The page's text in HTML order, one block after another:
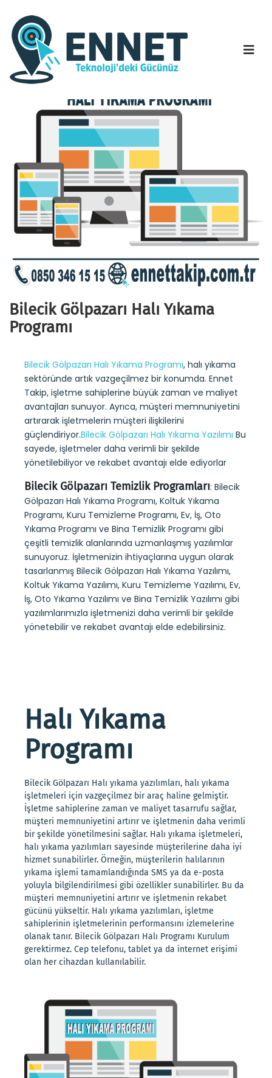
Bilecik Gölpazarı Halı Yıkama
Programı
Bilecik Gölpazarı Halı Yıkama Programı, halı yıkama
sektöründe artık vazgeçilmez bir konumda. Ennet
Takip, işletme sahiplerine büyük zaman ve maliyet
avantajları sunuyor. Ayrıca, müşteri memnuniyetini
artırarak işletmelerin müşteri ilişkilerini
güçlendiriyor.Bilecik Gölpazarı Halı Yıkama Yazılımı Bu
sayede, işletmeler daha verimli bir şekilde
yönetilebiliyor ve rekabet avantajı elde ediyorlar
Bilecik Gölpazarı Temizlik Programları: Bilecik
Gölpazarı Halı Yıkama Programı, Koltuk Yıkama
Programı, Kuru Temizleme Programı, Ev, İş, Oto
Yıkama Programı ve Bina Temizlik Programı gibi
çeşitli temizlik alanlarında uzmanlaşmış yazılımlar
sunuyoruz. İşletmenizin ihtiyaçlarına uygun olarak
tasarlanmış Bilecik Gölpazarı Halı Yıkama Yazılımı,
Koltuk Yıkama Yazılımı, Kuru Temizleme Yazılımı, Ev,
İş, Oto Yıkama Yazılımı ve Bina Temizlik Yazılımı gibi
yazılımlarımızla işletmenizi daha verimli bir şekilde
yönetebilir ve rekabet avantajı elde edebilirsiniz.
Halı Yıkama
Programı
Bilecik Gölpazarı Halı yıkama yazılımları, halı yıkama
işletmeleri için vazgeçilmez bir araç haline gelmiştir.
İşletme sahiplerine zaman ve maliyet tasarrufu sağlar,
müşteri memnuniyetini artırır ve işletmenin daha verimli
bir şekilde yönetilmesini sağlar. Halı yıkama işletmeleri,
halı yıkama yazılımları sayesinde müşterilerine daha iyi
hizmet sunabilirler. Örneğin, müşterilerin halılarının
yıkama işlemi tamamlandığında SMS ya da e-posta
yoluyla bilgilendirilmesi gibi özellikler sunabilirler. Bu da
müşteri memnuniyetini artırır ve işletmenin rekabet
gücünü yükseltir. Halı yıkama yazılımları, işletme
sahiplerinin işletmelerinin performansını izlemelerine
olanak tanır. Bilecik Gölpazarı Halı Programı Kurulum
gerektirmez. Cep telefonu, tablet ya da internet erişimi
olan her cihazdan kullanılabilir.